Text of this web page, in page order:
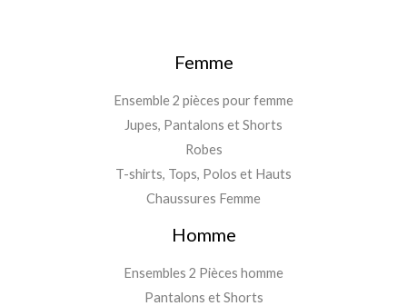
Femme
Ensemble 2 pièces pour femme
Jupes, Pantalons et Shorts
Robes
T-shirts, Tops, Polos et Hauts
Chaussures Femme
Homme
Ensembles 2 Pièces homme
Pantalons et Shorts